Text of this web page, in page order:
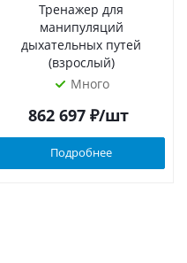
Тренажер для
манипуляций
дыхательных путей
(взрослый)
Много
862 697₽/шт
Подробнее